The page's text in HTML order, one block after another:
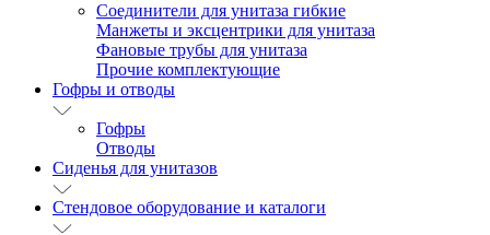
Соединители для унитаза гибкие
Манжеты и эксцентрики для унитаза
Фановые трубы для унитаза
Прочие комплектующие
Гофры и отводы
Гофры
Отводы
Сиденья для унитазов
Стендовое оборудование и каталоги